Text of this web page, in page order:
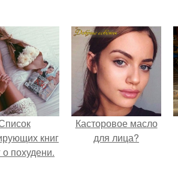
книг
о похудени.
Касторовое масло
для лица?